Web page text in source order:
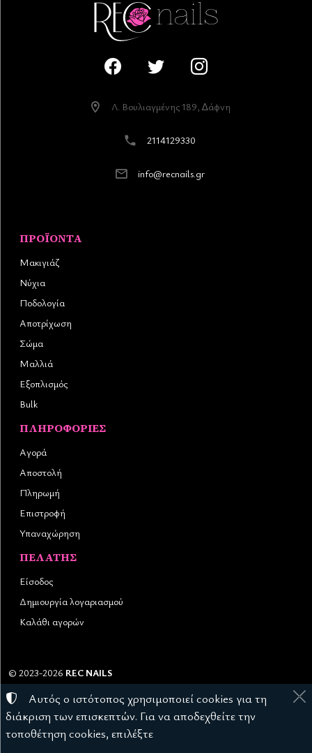
Λ. Βουλιαγµένης 189, ∆άφνη
2114129330
info@recnails.gr
ΠΡΟΪΌΝΤΑ
Μακιγιάζ
Νύχια
Ποδολογία
Αποτρίχωση
Σώμα
Μαλλιά
Εξοπλισμός
Bulk
ΠΛΗΡΟΦΟΡΊΕΣ
Αγορά
Αποστολή
Πληρωμή
Επιστροφή
Υπαναχώρηση
ΠΕΛΆΤΗΣ
Είσοδος
Δημιουργία λογαριασμού
Καλάθι αγορών
© 2023-2026 REC NAILS
Αριθμός ΓΕΜΗ:145976403000
Όροι χρήσης • Πολιτική απορρήτου •Πολιτική cookies
Ρυθμίσεις cookies
Αυτός ο ιστότοπος χρησιμοποιεί cookies για τη
διάκριση των επισκεπτών. Για να αποδεχθείτε την
τοποθέτηση cookies, επιλέξτε